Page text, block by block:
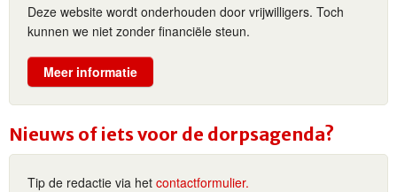
Deze website wordt onderhouden door vrijwilligers. Toch
kunnen we niet zonder financiële steun.
Meer informatie
Nieuws of iets voor de dorpsagenda?
Tip de redactie via het contactformulier.